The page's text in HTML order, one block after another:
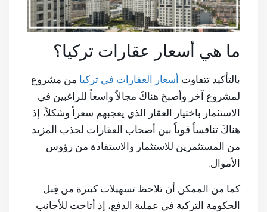
ما هي أسعار عقارات تركيا؟
بالتأكيد تتفاوت أسعار العقارات في تركيا من مشروع
لمشروع آخر وأصبحَ هناكَ مجالاً واسعاً للراغبين في
الاستثمار باختيار العقار الذي يعجبهم سعراً وشكلاً، إذ
هناكَ تنافساً قوياً بين أصحاب العقارات لجذب المزيد
من المستثمرين للاستثمار والاستفادة من رؤوس
الأموال.
كما من الممكن أن تلاحظ تسهيلات كبيرة من قِبل
الحكومة التركية في عملية الدفع، إذ أتاحت للأجانب